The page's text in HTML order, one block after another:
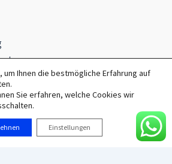
MAXSEL GmbH
um Ihnen die bestmögliche Erfahrung auf
Sie erfahren, welche Cookies wir
Einstellungen